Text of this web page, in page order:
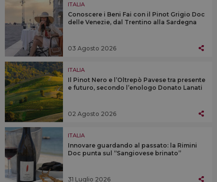
ITALIA
Conoscere i Beni Fai con il Pinot Grigio Doc
delle Venezie, dal Trentino alla Sardegna
03 Agosto 2026
ITALIA
Il Pinot Nero e l’Oltrepò Pavese tra presente
e futuro, secondo l’enologo Donato Lanati
02 Agosto 2026
ITALIA
Innovare guardando al passato: la Rimini
Doc punta sul “Sangiovese brinato”
31 Luglio 2026